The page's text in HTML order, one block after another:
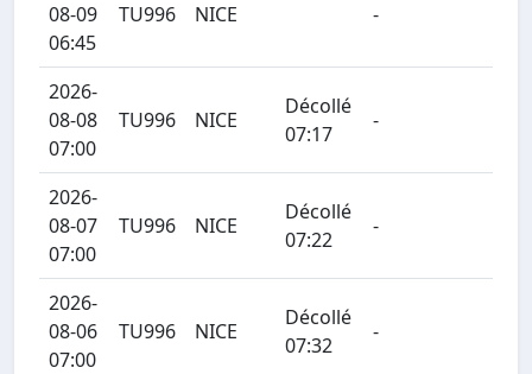
08-09
06:45
TU996 NICE -
2026-
08-08
07:00
TU996 NICE
Décollé
07:17
-
2026-
08-07
07:00
TU996 NICE
Décollé
07:22
-
2026-
08-06
07:00
TU996 NICE
Décollé
07:32
-